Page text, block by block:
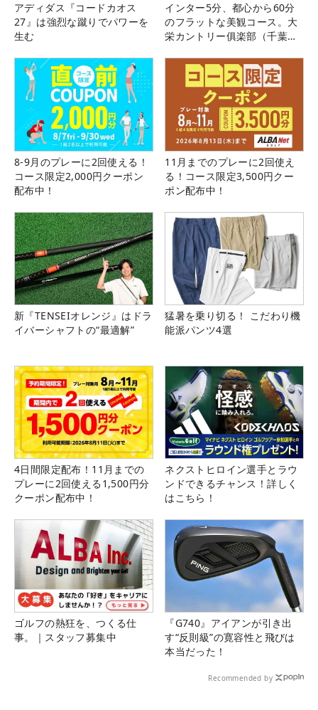
アディダス『コードカオス
27』は強烈な蹴りでパワーを
生む
インター5分、都心から60分
のフラットな美観コース。大
栄カントリー俱楽部（千葉
8-9月のプレーに2回使える！
コース限定2,000円クーポン
配布中！
11月までのプレーに2回使え
る！コース限定3,500円クー
ポン配布中！
新『TENSEIオレンジ』はドラ
イバーシャフトの“最適解”
猛暑を乗り切る！ こだわり機
能派パンツ4選
4日間限定配布！11月までの
プレーに2回使える1,500円分
クーポン配布中！
ネクストヒロイン選手とラウ
ンドできるチャンス！詳しく
はこちら！
ゴルフの熱狂を、つくる仕
事。｜スタッフ募集中
『G740』アイアンが引き出
す“反則級”の寛容性と飛びは
本当だった！
Recommended by